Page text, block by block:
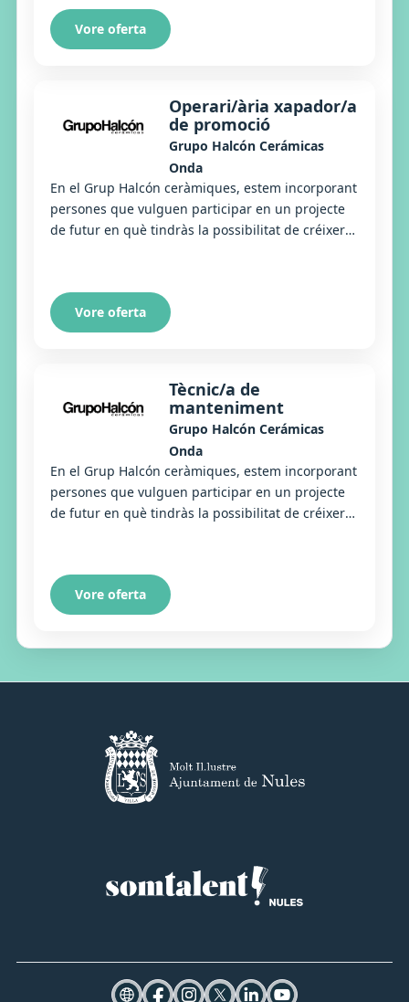
Vore oferta
Operari/ària xapador/a
de promoció
Grupo Halcón Cerámicas
Onda
En el Grup Halcón ceràmiques, estem incorporant
persones que vulguen participar en un projecte
de futur en què tindràs la possibilitat de créixer
Vore oferta
Tècnic/a de
manteniment
Grupo Halcón Cerámicas
Onda
En el Grup Halcón ceràmiques, estem incorporant
persones que vulguen participar en un projecte
de futur en què tindràs la possibilitat de créixer
Vore oferta